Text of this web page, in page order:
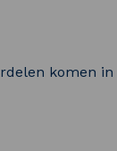
komen